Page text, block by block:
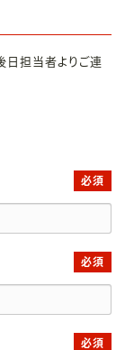
日担当者よりご連
必須
必須
必須